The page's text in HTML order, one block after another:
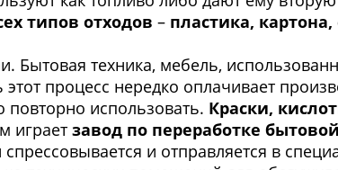
типов отходов – пластика,
Бытовая техника, мебель,
процесс нередко оплачивает
использовать. Краски,
играет завод по переработке
и отправляется в